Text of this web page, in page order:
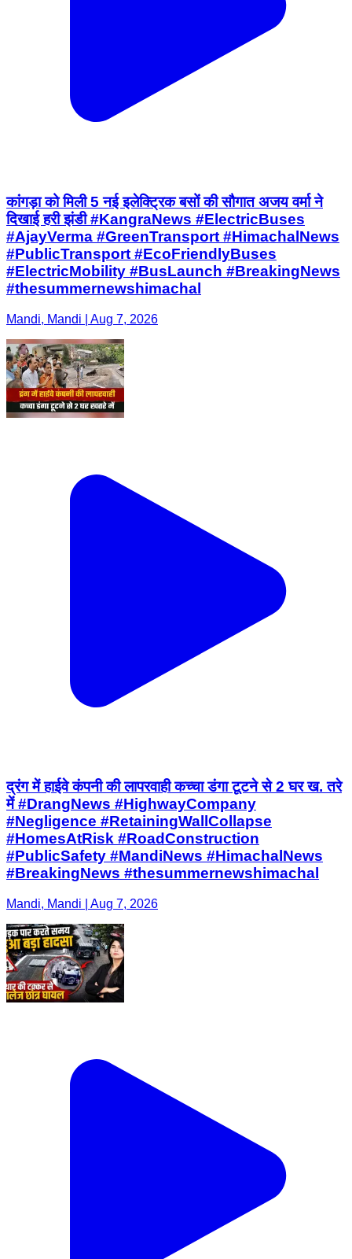
कांगड़ा को मिली 5 नई इलेक्ट्रिक बसों की सौगात अजय वर्मा ने
दिखाई हरी झंडी #KangraNews #ElectricBuses
#AjayVerma #GreenTransport #HimachalNews
#PublicTransport #EcoFriendlyBuses
#ElectricMobility #BusLaunch #BreakingNews
#thesummernewshimachal
Mandi, Mandi | Aug 7, 2026
द्रंग में हाईवे कंपनी की लापरवाही कच्चा डंगा टूटने से 2 घर ख. तरे
में #DrangNews #HighwayCompany
#Negligence #RetainingWallCollapse
#HomesAtRisk #RoadConstruction
#PublicSafety #MandiNews #HimachalNews
#BreakingNews #thesummernewshimachal
Mandi, Mandi | Aug 7, 2026